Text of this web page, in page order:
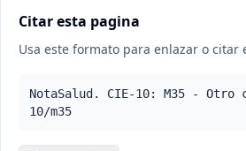
Citar esta pagina
Usa este formato para enlazar o citar
NotaSalud. CIE-10: M35 -
10/m35